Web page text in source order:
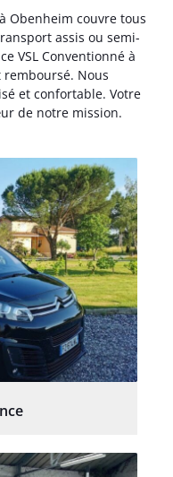
Obenheim couvre tous
assis ou semi-
VSL Conventionné à
Nous
et confortable. Votre
de notre mission.